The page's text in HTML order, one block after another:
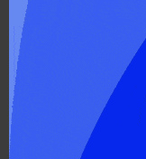
ÚLTIMO
Detectan cocaína